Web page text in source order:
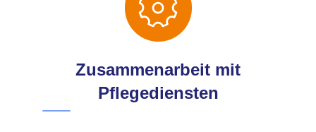
Zusammenarbeit mit
Pflegediensten